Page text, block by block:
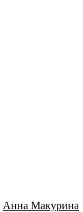
Анна Макурина